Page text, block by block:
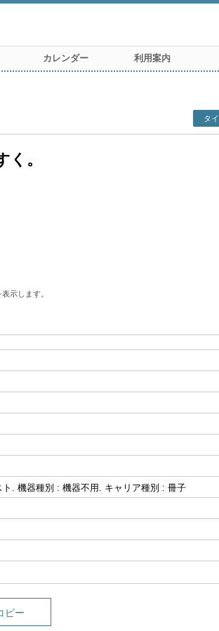
カレンダー 利用案内
タ
。
示します。
. 機器種別 : 機器不用. キャリア種別 : 冊子
ピー